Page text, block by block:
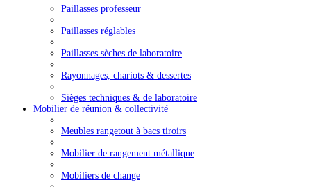
Paillasses professeur
Paillasses réglables
Paillasses sèches de laboratoire
Rayonnages, chariots & dessertes
Sièges techniques & de laboratoire
Mobilier de réunion & collectivité
Meubles rangetout à bacs tiroirs
Mobilier de rangement métallique
Mobiliers de change